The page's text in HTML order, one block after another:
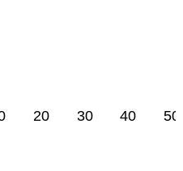
20 30 40 50